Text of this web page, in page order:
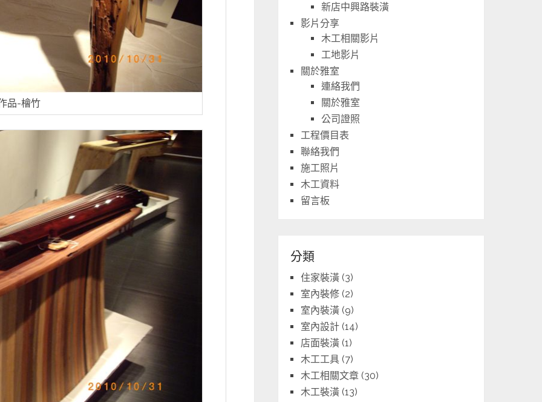
品-檜竹
新店中興路裝潢
影片分享
木工相關影片
工地影片
關於雅室
連絡我們
關於雅室
公司證照
工程價目表
聯絡我們
施工照片
木工資料
留言板
分類
住家裝潢 (3)
室內裝修 (2)
室內裝潢 (9)
室內設計 (14)
店面裝潢 (1)
木工工具 (7)
木工相關文章 (30)
木工裝潢 (13)